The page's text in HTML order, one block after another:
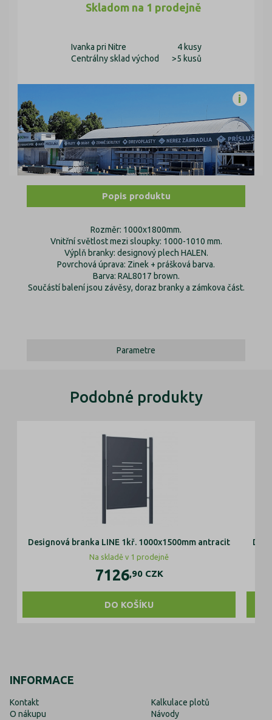
Skladom na 1 prodejně
Ivanka pri Nitre
4 kusy
Centrálny sklad východ
>5 kusů
Popis produktu
Rozměr: 1000x1800mm.
Vnitřní světlost mezi sloupky: 1000-1010 mm.
Výplň branky: designový plech HALEN.
Povrchová úprava: Zinek + prášková barva.
Barva: RAL8017 brown.
Součástí balení jsou závěsy, doraz branky a zámkova část.
Parametre
Podobné produkty
Designová branka LINE 1kř. 1000x1500mm antracit
Na skladě v 1 prodejně
7126,90 CZK
DO KOŠÍKU
INFORMACE
Kontakt
O nákupu
Kalkulace plotů
Návody